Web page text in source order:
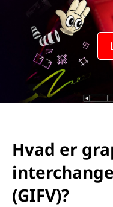
Hvad er
(GIFV)?